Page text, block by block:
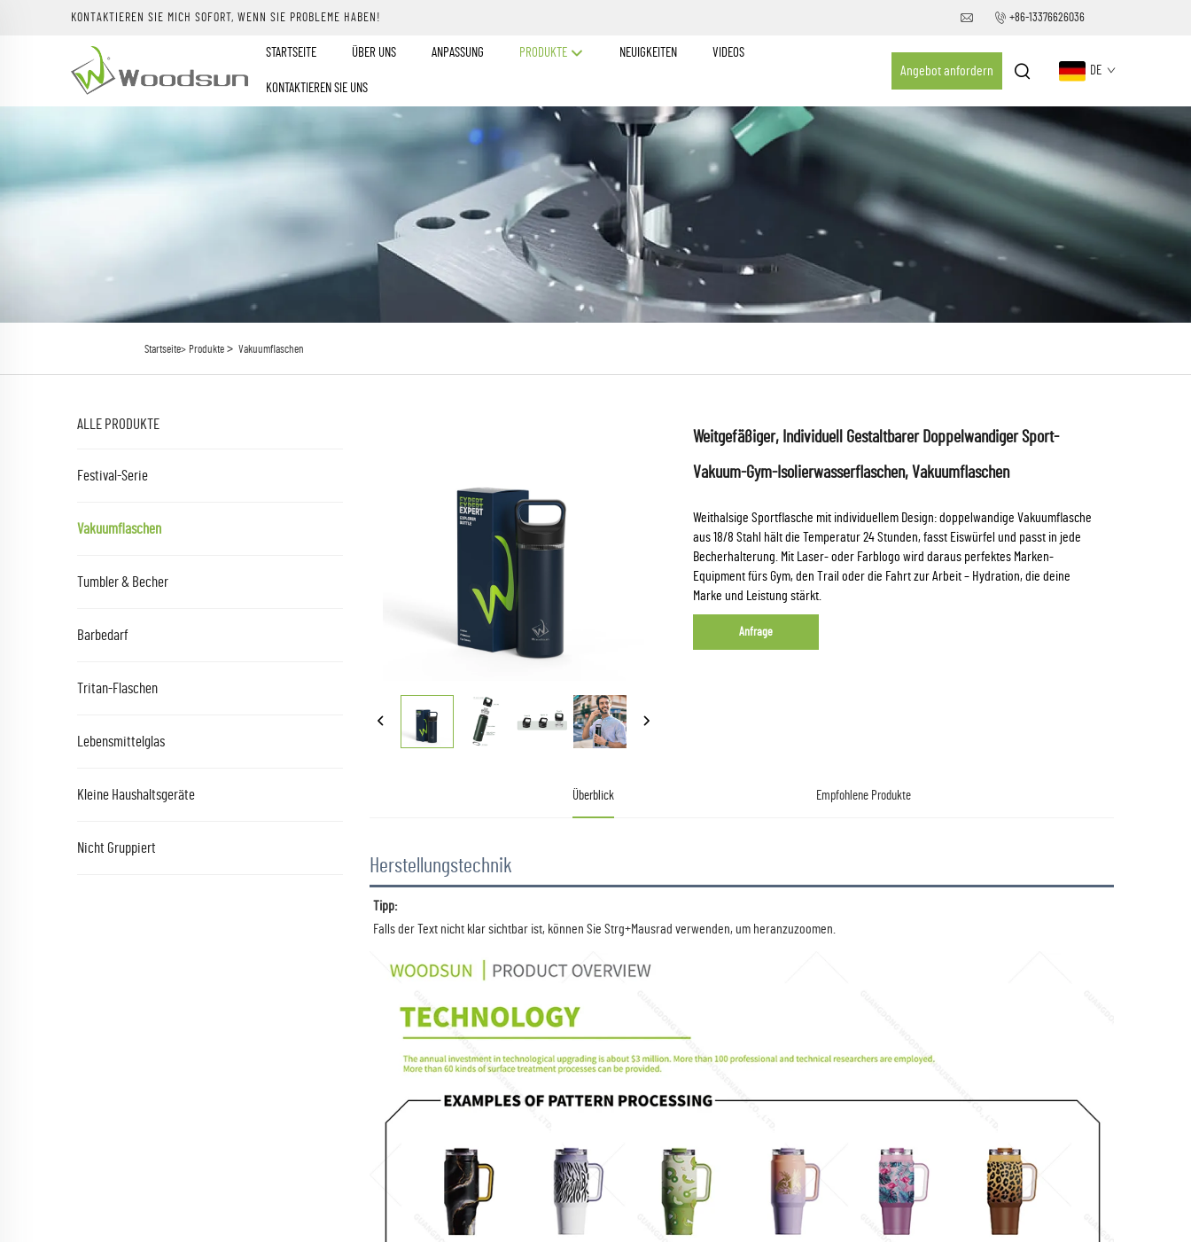
KONTAKTIEREN SIE MICH SOFORT, WENN SIE PROBLEME HABEN! +86-13376626036
STARTSEITE ÜBER UNS ANPASSUNG PRODUKTE NEUIGKEITEN VIDEOS
KONTAKTIEREN SIE UNS
Angebot anfordern DE
Startseite> Produkte> Vakuumflaschen
ALLE PRODUKTE
Festival-Serie
Vakuumflaschen
Tumbler & Becher
Barbedarf
Tritan-Flaschen
Lebensmittelglas
Kleine Haushaltsgeräte
Nicht Gruppiert
Weitgefäßiger, Individuell Gestaltbarer Doppelwandiger Sport-
Vakuum-Gym-Isolierwasserflaschen, Vakuumflaschen
Weithalsige Sportflasche mit individuellem Design: doppelwandige Vakuumflasche
aus 18/8 Stahl hält die Temperatur 24 Stunden, fasst Eiswürfel und passt in jede
Becherhalterung. Mit Laser- oder Farblogo wird daraus perfektes Marken-
Equipment fürs Gym, den Trail oder die Fahrt zur Arbeit – Hydration, die deine
Marke und Leistung stärkt.
Anfrage
Überblick Empfohlene Produkte
Herstellungstechnik
Tipp:
Falls der Text nicht klar sichtbar ist, können Sie Strg+Mausrad verwenden, um heranzuzoomen.